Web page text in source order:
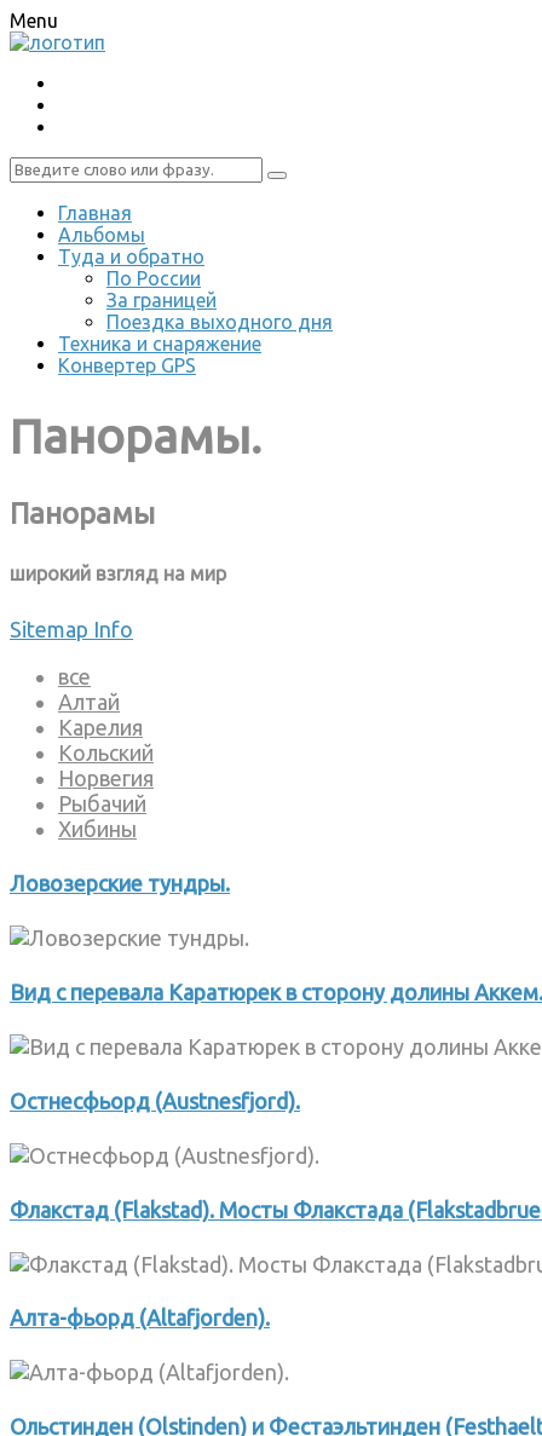
Menu
Главная
Альбомы
Туда и обратно
По России
За границей
Поездка выходного дня
Техника и снаряжение
Конвертер GPS
Панорамы.
Панорамы
широкий взгляд на мир
Sitemap Info
все
Алтай
Карелия
Кольский
Норвегия
Рыбачий
Хибины
Ловозерские тундры.
Вид с перевала Каратюрек в сторону долины Аккем.
Остнесфьорд (Austnesfjord).
Флакстад (Flakstad). Мосты Флакстада
Алта-фьорд (Altafjorden).
Ольстинден (Olstinden) и Фестаэльтинден